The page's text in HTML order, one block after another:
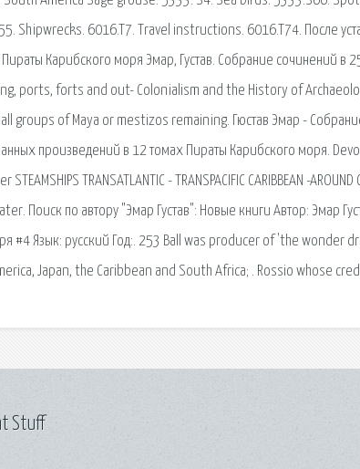
Shipwrecks. 6016.T7. Travel instructions. 6016.T74. После
Пираты Карибского моря Эмар, Густав. Собрание сочинений
ports, forts and out- Colonialism and the History of
groups of Maya or mestizos remaining. Гюстав Эмар -
произведений в 12 томах Пираты Карибского моря.
TRANSATLANTIC - TRANSPACIFIC CARIBBEAN -
Поиск по автору "Эмар Густав": Новые книги Автор: Эмар
#4 Язык: русский Год:. 253 Ball was producer of 'the wonder
Japan, the Caribbean and South Africa; . Rossio whose
Stuff